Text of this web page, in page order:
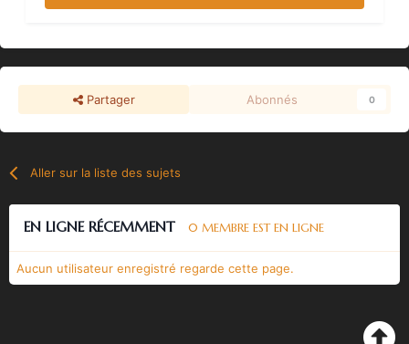
Partager Abonnés 0
Aller sur la liste des sujets
EN LIGNE RÉCEMMENT 0 MEMBRE EST EN LIGNE
Aucun utilisateur enregistré regarde cette page.